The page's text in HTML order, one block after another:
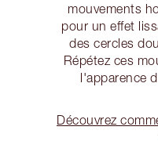
mouvements
pour un effet
des cercles
Répétez ces
l'apparence
Découvrez